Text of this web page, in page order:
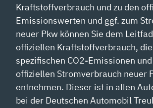
Kraftstoffverbrauch und zu den
Emissionswerten und ggf. zum
neuer Pkw können Sie dem
offiziellen Kraftstoffverbrauch,
spezifischen CO2-Emissionen
offiziellen Stromverbrauch neuer
entnehmen. Dieser ist in allen
bei der Deutschen Automobil